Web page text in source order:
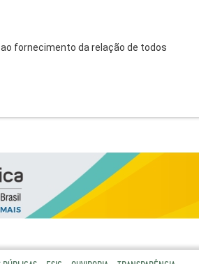
fornecimento da relação de todos